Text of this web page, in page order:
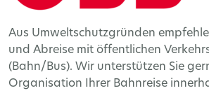
Aus Umweltschutzgründen
und Abreise mit öffentlichen
(Bahn/Bus). Wir unterstützen Sie
Organisation Ihrer Bahnreise